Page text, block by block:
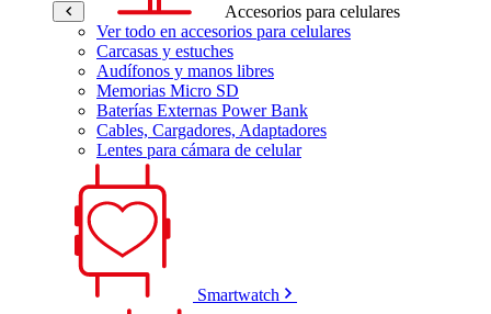
Accesorios para celulares
Ver todo en accesorios para celulares
Carcasas y estuches
Audífonos y manos libres
Memorias Micro SD
Baterías Externas Power Bank
Cables, Cargadores, Adaptadores
Lentes para cámara de celular
Smartwatch